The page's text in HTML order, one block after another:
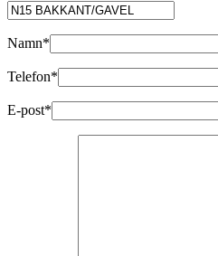
Namn*
Telefon*
E-post*